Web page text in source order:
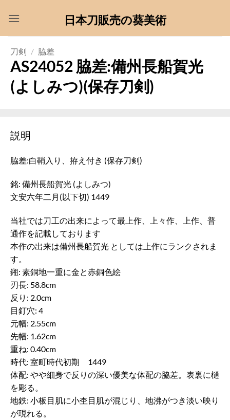
日本刀販売の葵美術
刀剣 / 脇差
AS24052 脇差:備州長船賀光
(よしみつ)(保存刀剣)
説明
脇差:白鞘入り、拵え付き (保存刀剣)
銘: 備州長船賀光 (よしみつ)
文安六年二月(以下切) 1449
当社では刀工の出来によって最上作、上々作、上作、普
通作を記載しております
本作の出来は備州長船賀光 としては上作にランクされま
す。
鎺: 素銅地一重に金と赤銅色絵
刃長: 58.8cm
反り: 2.0cm
目釘穴: 4
元幅: 2.55cm
先幅: 1.62cm
重ね: 0.40cm
時代: 室町時代初期 1449
体配: やや細身で反りの深い優美な体配の脇差。表裏に樋
を彫る。
地鉄: 小板目肌に小杢目肌が混じり、地沸がつき淡い映り
が現れる。